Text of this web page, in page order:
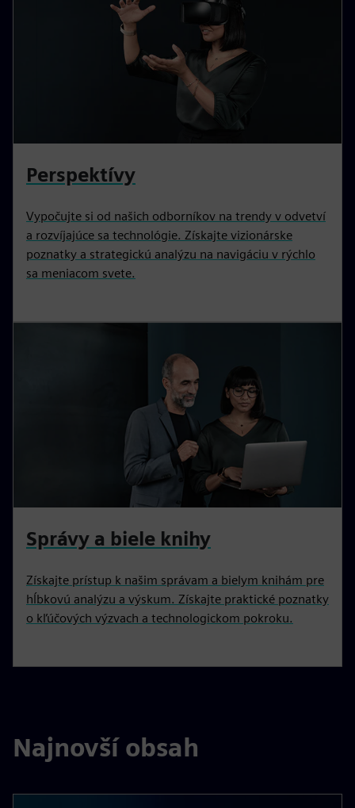
Perspektívy
Vypočujte si od našich odborníkov na trendy v odvetví
a rozvíjajúce sa technológie. Získajte vizionárske
poznatky a strategickú analýzu na navigáciu v rýchlo
sa meniacom svete.
Správy a biele knihy
Získajte prístup k našim správam a bielym knihám pre
hĺbkovú analýzu a výskum. Získajte praktické poznatky
o kľúčových výzvach a technologickom pokroku.
Najnovší obsah